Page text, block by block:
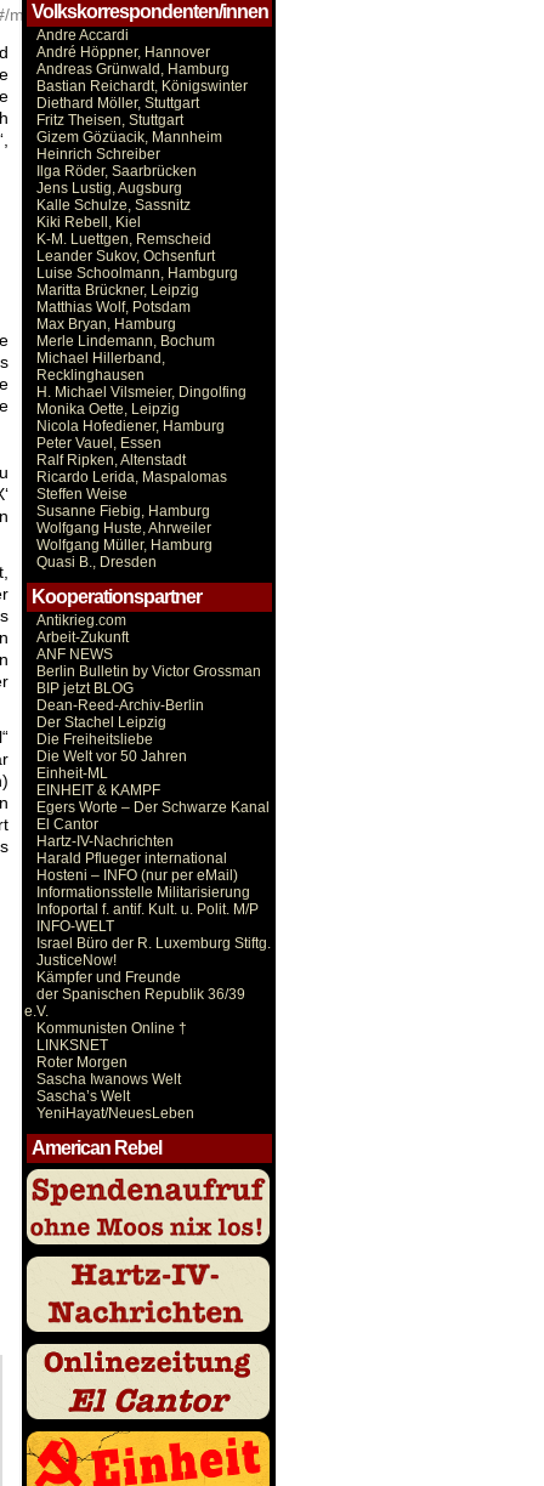
File:AndalusiaProvinceMapParliament2018.png
Volkskorrespondenten/innen
Andre Accardi
André Höppner, Hannover
Andreas Grünwald, Hamburg
Bastian Reichardt, Königswinter
Diethard Möller, Stuttgart
Fritz Theisen, Stuttgart
Gizem Gözüacik, Mannheim
Heinrich Schreiber
Ilga Röder, Saarbrücken
Jens Lustig, Augsburg
Kalle Schulze, Sassnitz
Kiki Rebell, Kiel
K-M. Luettgen, Remscheid
Leander Sukov, Ochsenfurt
Luise Schoolmann, Hambgurg
Maritta Brückner, Leipzig
Matthias Wolf, Potsdam
Max Bryan, Hamburg
Merle Lindemann, Bochum
Michael Hillerband,
Recklinghausen
H. Michael Vilsmeier, Dingolfing
Monika Oette, Leipzig
Nicola Hofediener, Hamburg
Peter Vauel, Essen
Ralf Ripken, Altenstadt
Ricardo Lerida, Maspalomas
Steffen Weise
Susanne Fiebig, Hamburg
Wolfgang Huste, Ahrweiler
Wolfgang Müller, Hamburg
Quasi B., Dresden
Kooperationspartner
Antikrieg.com
Arbeit-Zukunft
ANF NEWS
Berlin Bulletin by Victor Grossman
BIP jetzt BLOG
Dean-Reed-Archiv-Berlin
Der Stachel Leipzig
Die Freiheitsliebe
Die Welt vor 50 Jahren
Einheit-ML
EINHEIT & KAMPF
Egers Worte – Der Schwarze Kanal
El Cantor
Hartz-IV-Nachrichten
Harald Pflueger international
Hosteni – INFO (nur per eMail)
Informationsstelle Militarisierung
Infoportal f. antif. Kult. u. Polit. M/P
INFO-WELT
Israel Büro der R. Luxemburg Stiftg.
JusticeNow!
Kämpfer und Freunde
der Spanischen Republik 36/39
e.V.
Kommunisten Online †
LINKSNET
Roter Morgen
Sascha Iwanows Welt
Sascha’s Welt
YeniHayat/NeuesLeben
American Rebel